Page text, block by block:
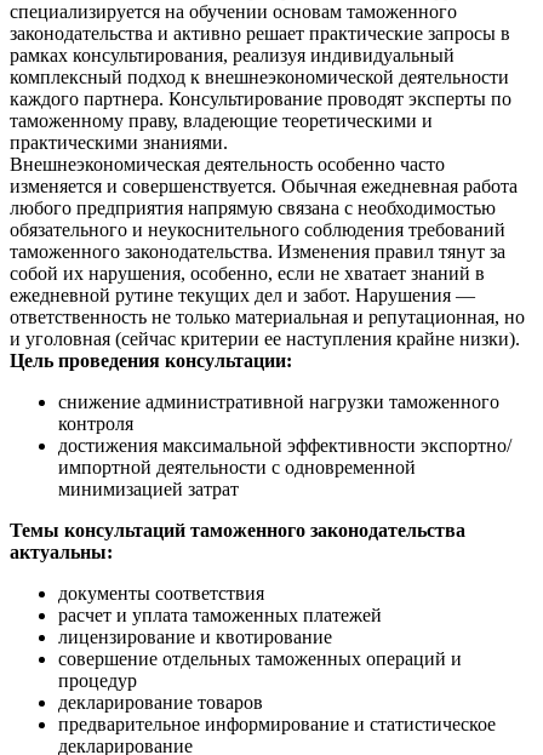
специализируется на обучении основам таможенного
законодательства и активно решает практические запросы в
рамках консультирования, реализуя индивидуальный
комплексный подход к внешнеэкономической деятельности
каждого партнера. Консультирование проводят эксперты по
таможенному праву, владеющие теоретическими и
практическими знаниями.
Внешнеэкономическая деятельность особенно часто
изменяется и совершенствуется. Обычная ежедневная работа
любого предприятия напрямую связана с необходимостью
обязательного и неукоснительного соблюдения требований
таможенного законодательства. Изменения правил тянут за
собой их нарушения, особенно, если не хватает знаний в
ежедневной рутине текущих дел и забот. Нарушения —
ответственность не только материальная и репутационная, но
и уголовная (сейчас критерии ее наступления крайне низки).
Цель проведения консультации:
снижение административной нагрузки таможенного
контроля
достижения максимальной эффективности экспортно/
импортной деятельности с одновременной
минимизацией затрат
Темы консультаций таможенного законодательства
актуальны:
документы соответствия
расчет и уплата таможенных платежей
лицензирование и квотирование
совершение отдельных таможенных операций и
процедур
декларирование товаров
предварительное информирование и статистическое
декларирование